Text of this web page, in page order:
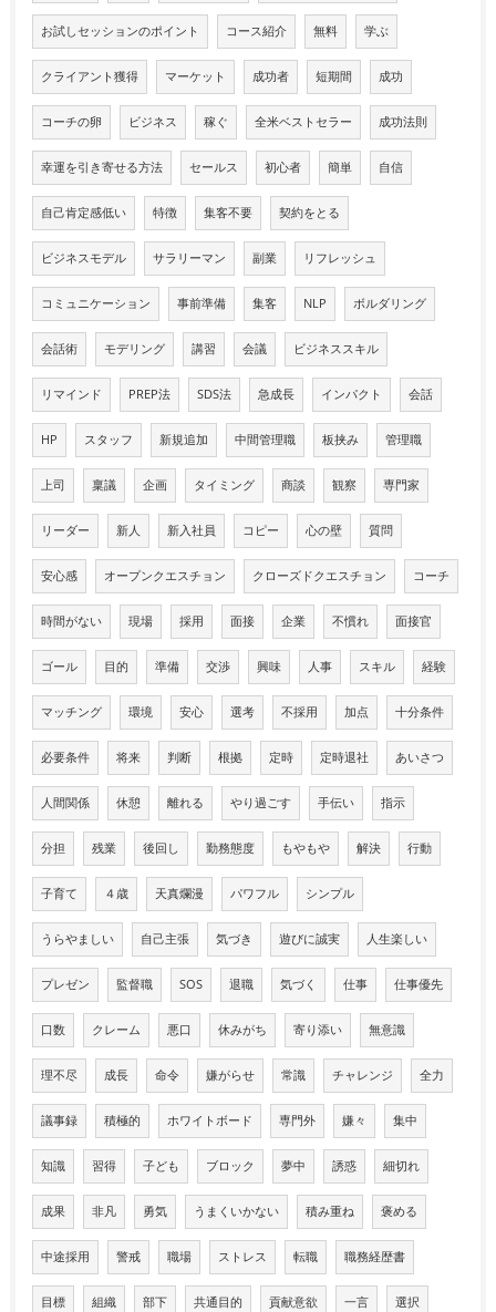
お試しセッションのポイント コース紹介 無料 学ぶ
クライアント獲得 マーケット 成功者 短期間 成功
コーチの卵 ビジネス 稼ぐ 全米ベストセラー 成功法則
幸運を引き寄せる方法 セールス 初心者 簡単 自信
自己肯定感低い 特徴 集客不要 契約をとる
ビジネスモデル サラリーマン 副業 リフレッシュ
コミュニケーション 事前準備 集客 NLP ボルダリング
会話術 モデリング 講習 会議 ビジネススキル
リマインド PREP法 SDS法 急成長 インパクト 会話
HP スタッフ 新規追加 中間管理職 板挟み 管理職
上司 稟議 企画 タイミング 商談 観察 専門家
リーダー 新人 新入社員 コピー 心の壁 質問
安心感 オープンクエスチョン クローズドクエスチョン コーチ
時間がない 現場 採用 面接 企業 不慣れ 面接官
ゴール 目的 準備 交渉 興味 人事 スキル 経験
マッチング 環境 安心 選考 不採用 加点 十分条件
必要条件 将来 判断 根拠 定時 定時退社 あいさつ
人間関係 休憩 離れる やり過ごす 手伝い 指示
分担 残業 後回し 勤務態度 もやもや 解決 行動
子育て ４歳 天真爛漫 パワフル シンプル
うらやましい 自己主張 気づき 遊びに誠実 人生楽しい
プレゼン 監督職 SOS 退職 気づく 仕事 仕事優先
口数 クレーム 悪口 休みがち 寄り添い 無意識
理不尽 成長 命令 嫌がらせ 常識 チャレンジ 全力
議事録 積極的 ホワイトボード 専門外 嫌々 集中
知識 習得 子ども ブロック 夢中 誘惑 細切れ
成果 非凡 勇気 うまくいかない 積み重ね 褒める
中途採用 警戒 職場 ストレス 転職 職務経歴書
目標 組織 部下 共通目的 貢献意欲 一言 選択